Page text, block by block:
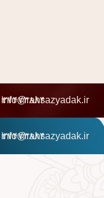
info@rahsazyadak.ir
info@rahsazyadak.ir